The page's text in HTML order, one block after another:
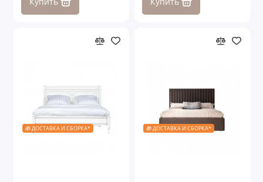
🎁 ДОСТАВКА И СБОРКА* 🎁 ДОСТАВКА И СБОРКА*